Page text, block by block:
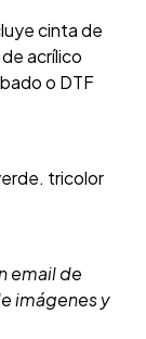
cinta de
acrílico
o DTF
tricolor
email de
imágenes y